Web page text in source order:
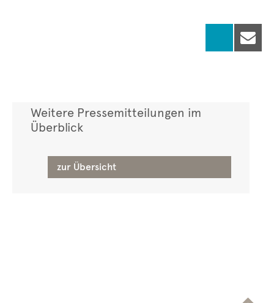

Weitere Pressemitteilungen im
Überblick
zur Übersicht